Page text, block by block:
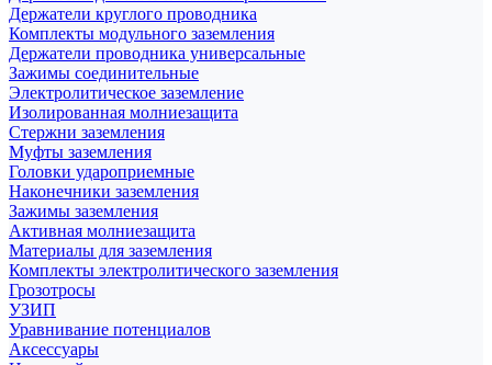
Держатели круглого проводника
Комплекты модульного заземления
Держатели проводника универсальные
Зажимы соединительные
Электролитическое заземление
Изолированная молниезащита
Стержни заземления
Муфты заземления
Головки удароприемные
Наконечники заземления
Зажимы заземления
Активная молниезащита
Материалы для заземления
Комплекты электролитического заземления
Грозотросы
УЗИП
Уравнивание потенциалов
Аксессуары